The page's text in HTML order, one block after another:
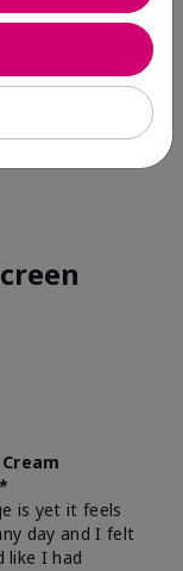
is yet it feels
day and I felt
like I had